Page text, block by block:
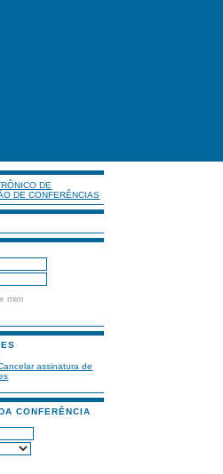
DE
DE CONFERÊNCIAS
mim
assinatura de
CONFERÊNCIA